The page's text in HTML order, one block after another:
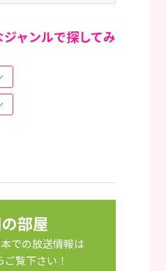
ャンルで探してみ
部屋
での放送情報は
ご覧下さい！